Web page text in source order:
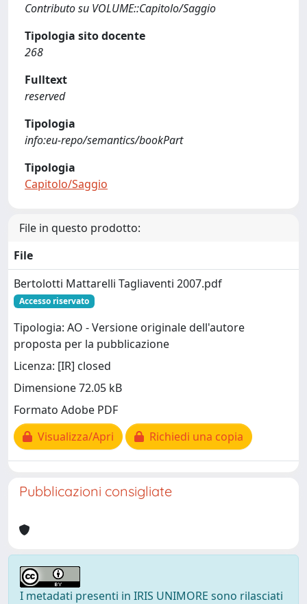
Contributo su VOLUME::Capitolo/Saggio
Tipologia sito docente
268
Fulltext
reserved
Tipologia
info:eu-repo/semantics/bookPart
Tipologia
Capitolo/Saggio
File in questo prodotto:
File
Bertolotti Mattarelli Tagliaventi 2007.pdf
Accesso riservato
Tipologia: AO - Versione originale dell'autore
proposta per la pubblicazione
Licenza: [IR] closed
Dimensione 72.05 kB
Formato Adobe PDF
Visualizza/Apri
Richiedi una copia
Pubblicazioni consigliate
I metadati presenti in IRIS UNIMORE sono rilasciati